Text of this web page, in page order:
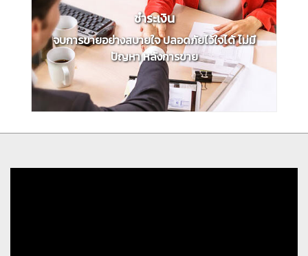
ชำระเงิน
จบการขายอย่างสบายใจ ปลอดภัยไว้ใจได้ ไม่มี
ปัญหา หลังการขาย